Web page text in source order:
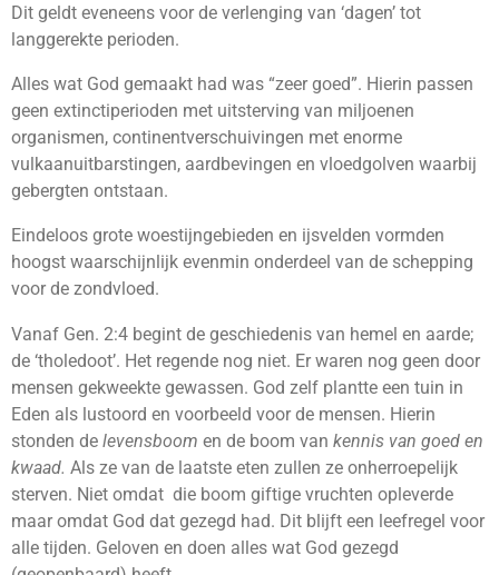
Dit geldt eveneens voor de verlenging van ‘dagen’ tot
langgerekte perioden.
Alles wat God gemaakt had was “zeer goed”. Hierin passen
geen extinctiperioden met uitsterving van miljoenen
organismen, continentverschuivingen met enorme
vulkaanuitbarstingen, aardbevingen en vloedgolven waarbij
gebergten ontstaan.
Eindeloos grote woestijngebieden en ijsvelden vormden
hoogst waarschijnlijk evenmin onderdeel van de schepping
voor de zondvloed.
Vanaf Gen. 2:4 begint de geschiedenis van hemel en aarde;
de ‘tholedoot’. Het regende nog niet. Er waren nog geen door
mensen gekweekte gewassen. God zelf plantte een tuin in
Eden als lustoord en voorbeeld voor de mensen. Hierin
stonden de levensboom en de boom van kennis van goed en
kwaad. Als ze van de laatste eten zullen ze onherroepelijk
sterven. Niet omdat die boom giftige vruchten opleverde
maar omdat God dat gezegd had. Dit blijft een leefregel voor
alle tijden. Geloven en doen alles wat God gezegd